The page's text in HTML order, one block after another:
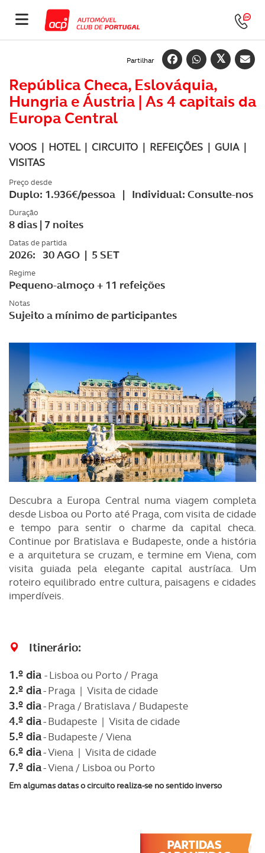
Partilhar
República Checa, Eslováquia,
Hungria e Áustria | As 4 capitais da
Europa Central
VOOS | HOTEL | CIRCUITO | REFEIÇÕES | GUIA |
VISITAS
Preço desde
Duplo: 1.936€/pessoa | Individual: Consulte-nos
Duração
8 dias | 7 noites
Datas de partida
2026: 30 AGO | 5 SET
Regime
Pequeno-almoço + 11 refeições
Notas
Sujeito a mínimo de participantes
Descubra a Europa Central numa viagem completa
desde Lisboa ou Porto até Praga, com visita de cidade
e tempo para sentir o charme da capital checa.
Continue por Bratislava e Budapeste, onde a história
e a arquitetura se cruzam, e termine em Viena, com
visita guiada pela elegante capital austríaca. Um
roteiro equilibrado entre cultura, paisagens e cidades
imperdíveis.
Itinerário:
1.º dia- Lisboa ou Porto / Praga
2.º dia- Praga | Visita de cidade
3.º dia- Praga / Bratislava / Budapeste
4.º dia- Budapeste | Visita de cidade
5.º dia- Budapeste / Viena
6.º dia- Viena | Visita de cidade
7.º dia- Viena / Lisboa ou Porto
Em algumas datas o circuito realiza-se no sentido inverso